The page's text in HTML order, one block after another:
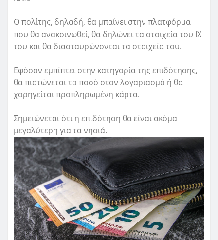
Ο πολίτης, δηλαδή, θα μπαίνει στην πλατφόρμα
που θα ανακοινωθεί, θα δηλώνει τα στοιχεία του ΙΧ
του και θα διασταυρώνονται τα στοιχεία του.
Εφόσον εμπίπτει στην κατηγορία της επιδότησης,
θα πιστώνεται το ποσό στον λογαριασμό ή θα
χορηγείται προπληρωμένη κάρτα.
Σημειώνεται ότι η επιδότηση θα είναι ακόμα
μεγαλύτερη για τα νησιά.